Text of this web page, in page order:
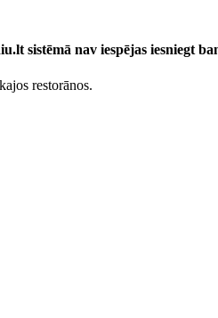
sistēmā nav iespējas iesniegt
restorānos.